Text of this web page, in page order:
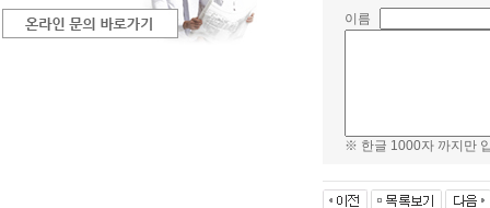
이름
※ 한글 1000자 까지만